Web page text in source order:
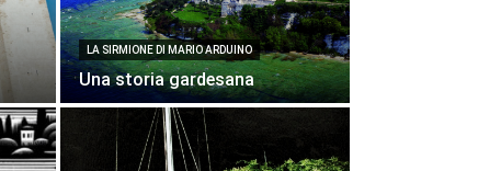
LA SIRMIONE DI MARIO ARDUINO
Una storia gardesana